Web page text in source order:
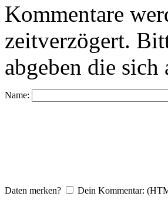
Kommentare
zeitverzögert.
abgeben die
Name:
Daten merken? Dein Kommentar: